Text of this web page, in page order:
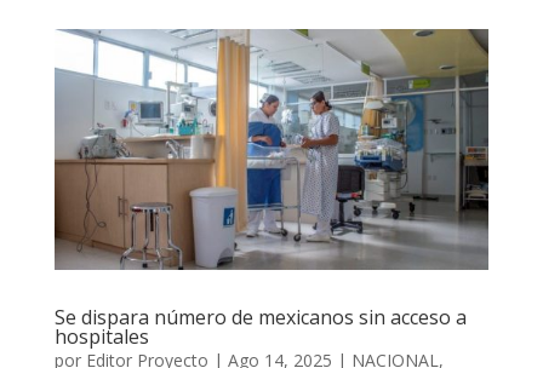
Se dispara número de mexicanos sin acceso a
hospitales
por Editor Proyecto | Ago 14, 2025 | NACIONAL ,